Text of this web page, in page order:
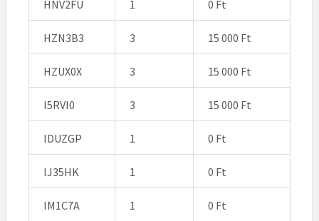
HNV2FU 1 0 Ft
HZN3B3 3 15 000 Ft
HZUX0X 3 15 000 Ft
I5RVI0 3 15 000 Ft
IDUZGP 1 0 Ft
IJ35HK 1 0 Ft
IM1C7A 1 0 Ft